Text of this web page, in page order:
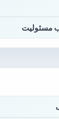
مسئولیت